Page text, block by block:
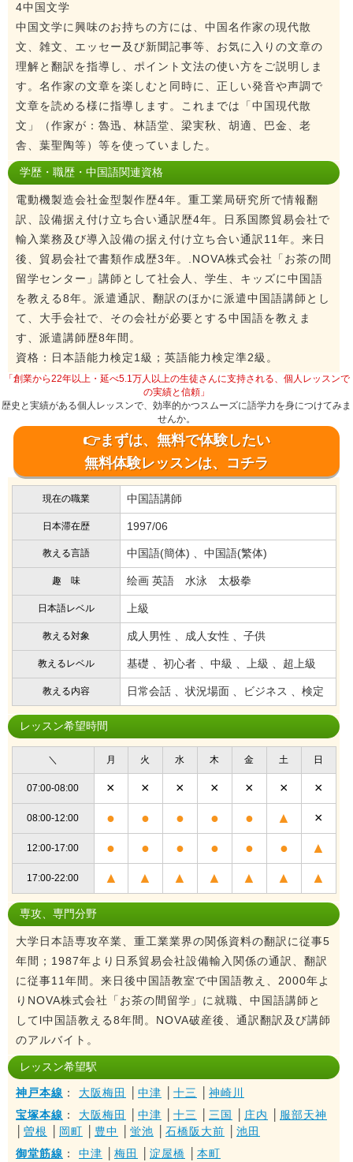
4中国文学
中国文学に興味のお持ちの方には、中国名作家の現代散
文、雑文、エッセー及び新聞記事等、お気に入りの文章の
理解と翻訳を指導し、ポイント文法の使い方をご説明しま
す。名作家の文章を楽しむと同時に、正しい発音や声調で
文章を読める様に指導します。これまでは「中国現代散
文」（作家が：魯迅、林語堂、梁実秋、胡適、巴金、老
舎、葉聖陶等）等を使っていました。
学歴・職歴・中国語関連資格
電動機製造会社金型製作歴4年。重工業局研究所で情報翻
訳、設備据え付け立ち合い通訳歴4年。日系国際貿易会社で
輸入業務及び導入設備の据え付け立ち合い通訳11年。来日
後、貿易会社で書類作成歴3年。.NOVA株式会社「お茶の間
留学センター」講師として社会人、学生、キッズに中国語
を教える8年。派遣通訳、翻訳のほかに派遣中国語講師とし
て、大手会社で、その会社が必要とする中国語を教えま
す、派遣講師歴8年間。
資格：日本語能力検定1級；英語能力検定準2級。
「創業から22年以上・延べ5.1万人以上の生徒さんに支持される、個人レッスンで
の実績と信頼」
歴史と実績がある個人レッスンで、効率的かつスムーズに語学力を身につけてみま
せんか。
👉まずは、無料で体験したい
無料体験レッスンは、コチラ
現在の職業 中国語講師
日本滞在歴 1997/06
教える言語 中国語(簡体) 、中国語(繁体)
趣 味 绘画 英語 水泳 太极拳
日本語レベル 上級
教える対象 成人男性 、成人女性 、子供
教えるレベル 基礎 、初心者 、中級 、上級 、超上級
教える内容 日常会話 、状況場面 、ビジネス 、検定
レッスン希望時間
＼ 月 火 水 木 金 土 日
07:00-08:00 × × × × × × ×
08:00-12:00 ● ● ● ● ● ▲ ×
12:00-17:00 ● ● ● ● ● ● ▲
17:00-22:00 ▲ ▲ ▲ ▲ ▲ ▲ ▲
専攻、専門分野
大学日本語専攻卒業、重工業業界の関係資料の翻訳に従事5
年間；1987年より日系貿易会社設備輸入関係の通訳、翻訳
に従事11年間。来日後中国語教室で中国語教え、2000年よ
りNOVA株式会社「お茶の間留学」に就職、中国語講師と
してl中国語教える8年間。NOVA破産後、通訳翻訳及び講師
のアルバイト。
レッスン希望駅
神戸本線 ： 大阪梅田 中津 十三
神崎川
宝塚本線 ： 大阪梅田 中津 十三 三国 庄内
服部天神
曽根 岡町 豊中 蛍池 石橋阪大前
池田
御堂筋線 ： 中津 梅田 淀屋橋
本町